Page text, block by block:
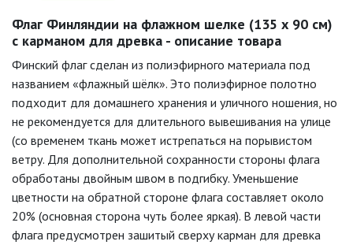
Флаг Финляндии на флажном шелке (135 х 90 см)
с карманом для древка - описание товара
Финский флаг сделан из полиэфирного материала под
названием «флажный шёлк». Это полиэфирное полотно
подходит для домашнего хранения и уличного ношения, но
не рекомендуется для длительного вывешивания на улице
(со временем ткань может истрепаться на порывистом
ветру. Для дополнительной сохранности стороны флага
обработаны двойным швом в подгибку. Уменьшение
цветности на обратной стороне флага составляет около
20% (основная сторона чуть более яркая). В левой части
флага предусмотрен зашитый сверху карман для древка